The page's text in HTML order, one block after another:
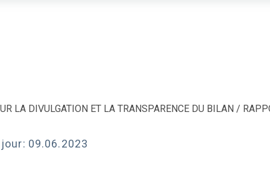
LA DIVULGATION ET LA TRANSPARENCE DU BILAN
09.06.2023